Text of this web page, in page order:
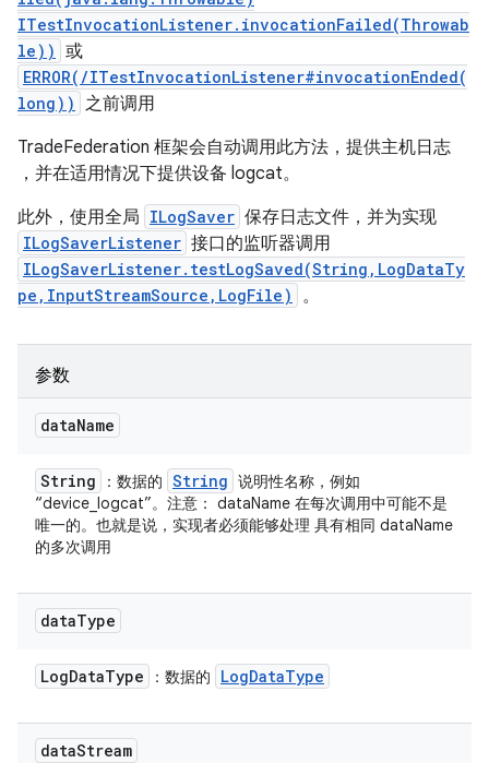
ITestInvocationListener.invocationFailed(Throwab
le)) 或
ERROR(/ITestInvocationListener#invocationEnded(
long)) 之前调用
TradeFederation 框架会自动调用此方法，提供主机日志
，并在适用情况下提供设备 logcat。
此外，使用全局 ILogSaver 保存日志文件，并为实现
ILogSaverListener 接口的监听器调用
ILogSaverListener.testLogSaved(String,LogDataTy
pe,InputStreamSource,LogFile)
。
参数
dataName
String ：数据的 String 说明性名称，例如
“device_logcat”。注意： dataName 在每次调用中可能不是
唯一的。也就是说，实现者必须能够处理 具有相同 dataName
的多次调用
dataType
LogDataType ：数据的 LogDataType
dataStream